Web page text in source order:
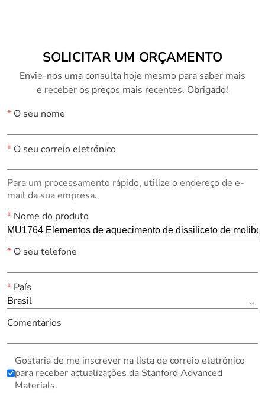
SOLICITAR UM ORÇAMENTO
Envie-nos uma consulta hoje mesmo para saber mais
e receber os preços mais recentes. Obrigado!
*O seu nome
*O seu correio eletrónico
Para um processamento rápido, utilize o endereço de e-
mail da sua empresa.
*Nome do produto
*O seu telefone
*País
Brasil
Comentários
Gostaria de me inscrever na lista de correio eletrónico
para receber actualizações da Stanford Advanced
Materials.